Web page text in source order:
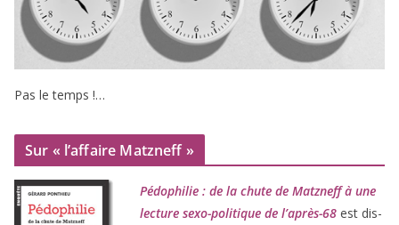
Pas le temps !…
Sur « l’affaire Matzneff »
Pédophilie : de la chute de Matzneff à une
lec­ture sexo-poli­tique de l’après-68 est dis­